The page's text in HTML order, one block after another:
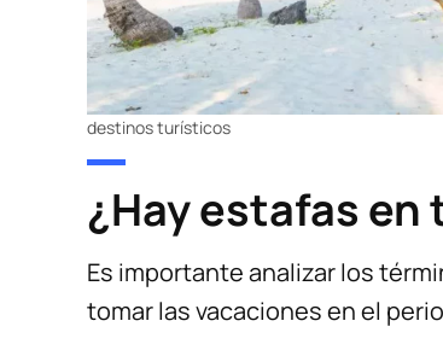
destinos turísticos
¿Hay estafas
Es importante analizar los
tomar las vacaciones en el